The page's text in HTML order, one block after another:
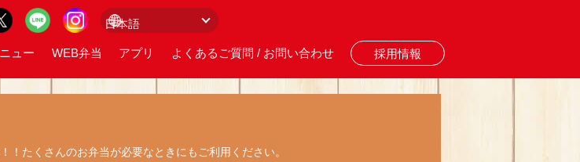
ュー WEB弁当 アプリ よくあるご質問 / お問い合わせ 採用情報
！たくさんのお弁当が必要なときにもご利用ください。